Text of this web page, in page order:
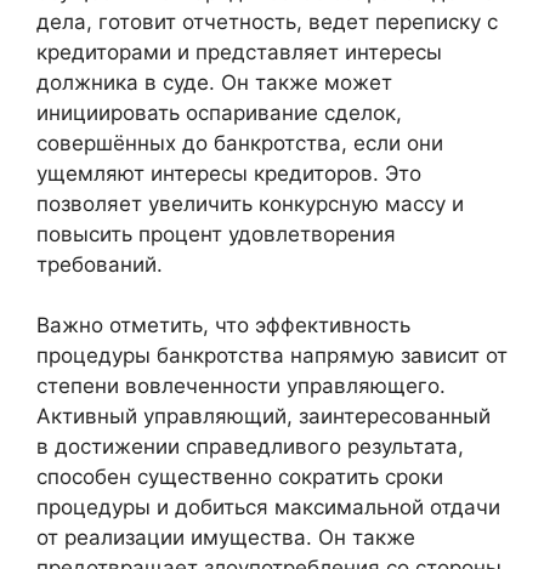
дела, готовит отчетность, ведет переписку с
кредиторами и представляет интересы
должника в суде. Он также может
инициировать оспаривание сделок,
совершённых до банкротства, если они
ущемляют интересы кредиторов. Это
позволяет увеличить конкурсную массу и
повысить процент удовлетворения
требований.
Важно отметить, что эффективность
процедуры банкротства напрямую зависит от
степени вовлеченности управляющего.
Активный управляющий, заинтересованный
в достижении справедливого результата,
способен существенно сократить сроки
процедуры и добиться максимальной отдачи
от реализации имущества. Он также